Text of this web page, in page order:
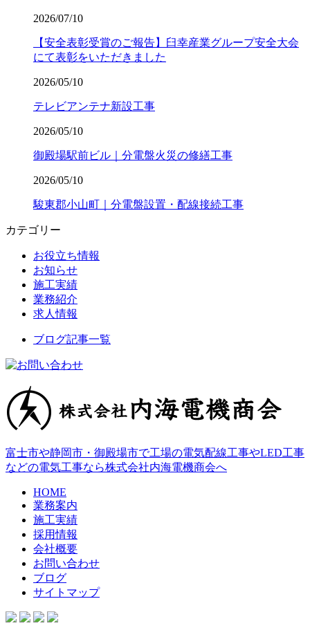
2026/07/10
【安全表彰受賞のご報告】臼幸産業グループ安全大会
にて表彰をいただきました
2026/05/10
テレビアンテナ新設工事
2026/05/10
御殿場駅前ビル｜分電盤火災の修繕工事
2026/05/10
駿東郡小山町｜分電盤設置・配線接続工事
カテゴリー
お役立ち情報
お知らせ
施工実績
業務紹介
求人情報
ブログ記事一覧
富士市や静岡市・御殿場市で工場の電気配線工事やLED工事
などの電気工事なら株式会社内海電機商会へ
HOME
業務案内
施工実績
採用情報
会社概要
お問い合わせ
ブログ
サイトマップ